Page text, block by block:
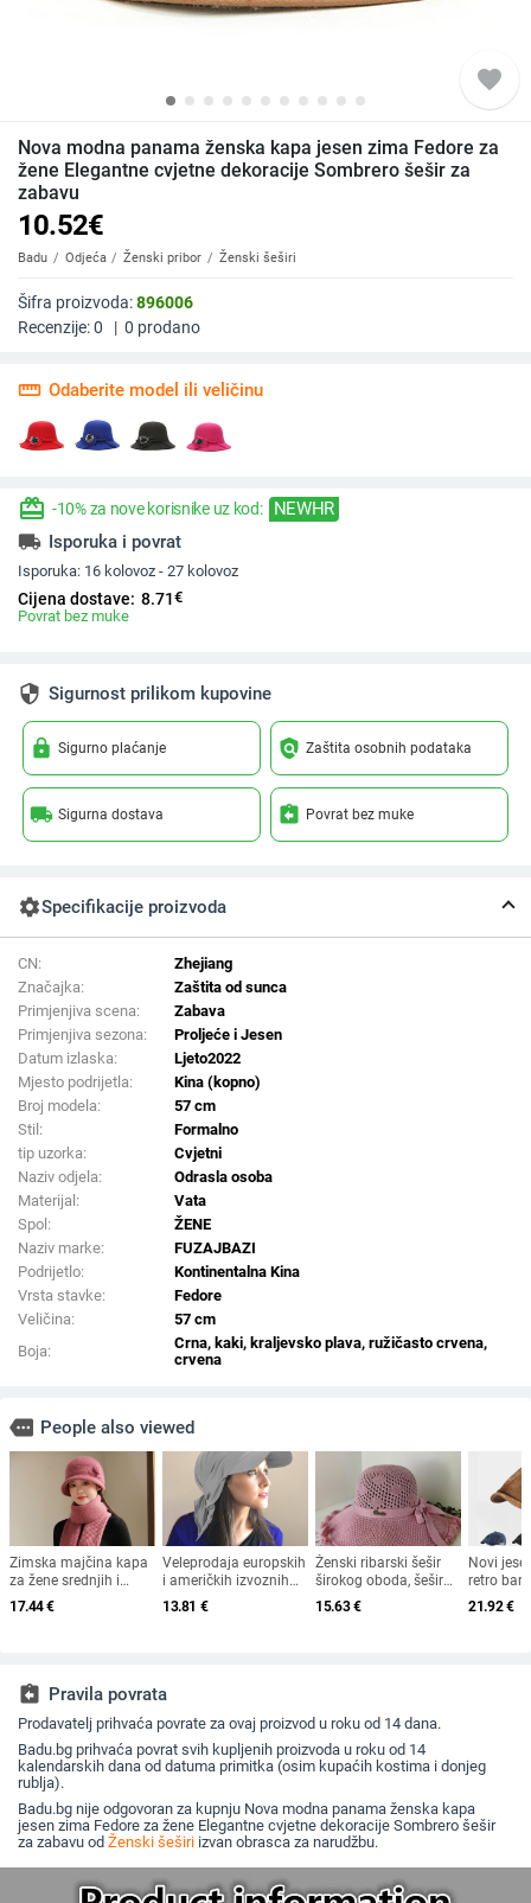
favorite
Nova modna panama ženska kapa jesen zima Fedore za
žene Elegantne cvjetne dekoracije Sombrero šešir za
zabavu
10.52€
Badu Odjeća Ženski pribor Ženski šeširi
Šifra proizvoda:896006
Recenzije:0 | 0 prodano
straighten Odaberite model ili veličinu
redeem -10% za nove korisnike uz kod: NEWHR
local_shipping Isporuka i povrat
Isporuka: 16 kolovoz - 27 kolovoz
Cijena dostave: 8.71€
Povrat bez muke
security Sigurnost prilikom kupovine
lock Sigurno plaćanje policy Zaštita osobnih podataka
local_shipping Sigurna dostava assignment_return Povrat bez muke
settingsSpecifikacije proizvoda
CN:
Zhejiang
Značajka:
Zaštita od sunca
Primjenjiva scena:
Zabava
Primjenjiva sezona:
Proljeće i Jesen
Datum izlaska:
Ljeto2022
Mjesto podrijetla:
Kina (kopno)
Broj modela:
57 cm
Stil:
Formalno
tip uzorka:
Cvjetni
Naziv odjela:
Odrasla osoba
Materijal:
Vata
Spol:
ŽENE
Naziv marke:
FUZAJBAZI
Podrijetlo:
Kontinentalna Kina
Vrsta stavke:
Fedore
Veličina:
57 cm
Boja:
Crna, kaki, kraljevsko plava, ružičasto crvena,
crvena
more People also viewed
Zimska majčina kapa
za žene srednjih i
starijih godina, pletena
od zečjeg krzna,
za umivaonik
17.44€
Veleprodaja europskih
i američkih izvoznih
ljetnih bejzbolskih
kapa s vezicom na
13.81 €
Ženski ribarski šešir
širokog oboda, šešir
za sunce, pleteni šešir
za sunce, šešir za
15.63€
Novi
retro
21.92€
assignment_return Pravila povrata
Prodavatelj prihvaća povrate za ovaj proizvod u roku od 14 dana.
Badu.bg prihvaća povrat svih kupljenih proizvoda u roku od 14
kalendarskih dana od datuma primitka (osim kupaćih kostima i donjeg
rublja).
Badu.bg nije odgovoran za kupnju Nova modna panama ženska kapa
jesen zima Fedore za žene Elegantne cvjetne dekoracije Sombrero šešir
za zabavu od Ženski šeširi izvan obrasca za narudžbu.